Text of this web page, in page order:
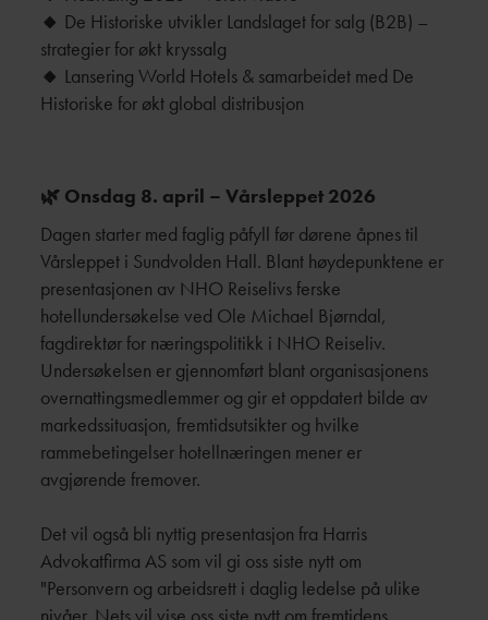
🔸 De Historiske utvikler Landslaget for salg (B2B) –
strategier for økt kryssalg
🔸 Lansering World Hotels & samarbeidet med De
Historiske for økt global distribusjon
🌿 Onsdag 8. april – Vårsleppet 2026
Dagen starter med faglig påfyll før dørene åpnes til
Vårsleppet i Sundvolden Hall. Blant høydepunktene er
presentasjonen av NHO Reiselivs ferske
hotellundersøkelse ved Ole Michael Bjørndal,
fagdirektør for næringspolitikk i NHO Reiseliv.
Undersøkelsen er gjennomført blant organisasjonens
overnattingsmedlemmer og gir et oppdatert bilde av
markedssituasjon, fremtidsutsikter og hvilke
rammebetingelser hotellnæringen mener er
avgjørende fremover.
Det vil også bli nyttig presentasjon fra Harris
Advokatfirma AS som vil gi oss siste nytt om
"Personvern og arbeidsrett i daglig ledelse på ulike